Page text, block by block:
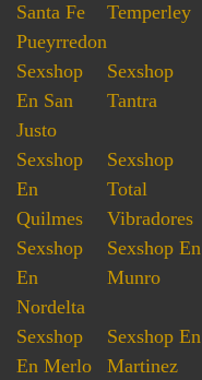
Santa Fe
Pueyrredon
Temperley
Sexshop
En San
Justo
Sexshop
Tantra
Sexshop
En
Quilmes
Sexshop
Total
Vibradores
Sexshop
En
Nordelta
Sexshop En
Munro
Sexshop
En Merlo
Sexshop En
Martinez